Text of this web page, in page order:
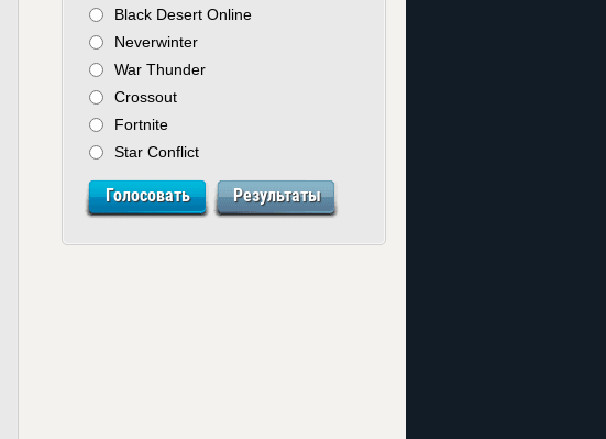
Black Desert Online
Neverwinter
War Thunder
Crossout
Fortnite
Star Conflict